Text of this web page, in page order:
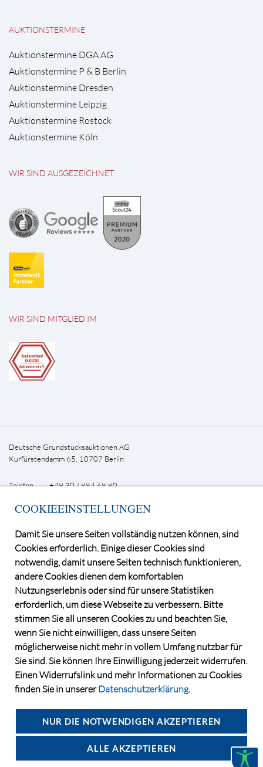
AUKTIONSTERMINE
Auktionstermine DGA AG
Auktionstermine P & B Berlin
Auktionstermine Dresden
Auktionstermine Leipzig
Auktionstermine Rostock
Auktionstermine Köln
WIR SIND AUSGEZEICHNET
WIR SIND MITGLIED IM
Deutsche Grundstücksauktionen AG
Kurfürstendamm 65, 10707 Berlin
Telefon +49 30 / 884 68 80
©2026 Deutsche Grundstücksauktionen AG
CONSENT MANAGER
KATALOGBEZUG
OBJEKTFRAGEBOGEN
DATENSCHUTZ
VERSTEIGERUNGSBEDINGUNGEN
COOKIEEINSTELLUNGEN
Damit Sie unsere Seiten vollständig nutzen können, sind
Cookies erforderlich. Einige dieser Cookies sind
notwendig, damit unsere Seiten technisch funktionieren,
andere Cookies dienen dem komfortablen
Nutzungserlebnis oder sind für unsere Statistiken
erforderlich, um diese Webseite zu verbessern. Bitte
stimmen Sie all unseren Cookies zu und beachten Sie,
wenn Sie nicht einwilligen, dass unsere Seiten
möglicherweise nicht mehr in vollem Umfang nutzbar für
Sie sind. Sie können Ihre Einwilligung jederzeit widerrufen.
Einen Widerrufslink und mehr Informationen zu Cookies
finden Sie in unsererDatenschutzerklärung.
NUR DIE NOTWENDIGEN AKZEPTIEREN
ALLE AKZEPTIEREN